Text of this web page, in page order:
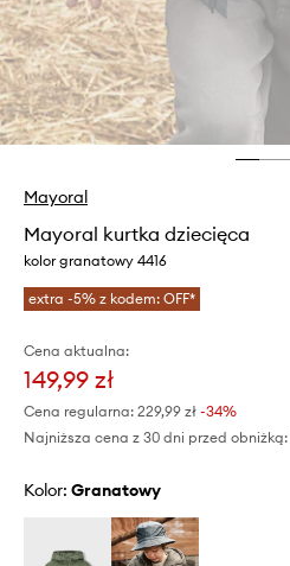
Mayoral
Mayoral kurtka dziecięca
kolor granatowy 4416
extra -5% z kodem: OFF*
Cena aktualna:
149,99 zł
Cena regularna: 229,99 zł -34%
Najniższa cena z 30 dni przed obniżką:
Kolor: granatowy